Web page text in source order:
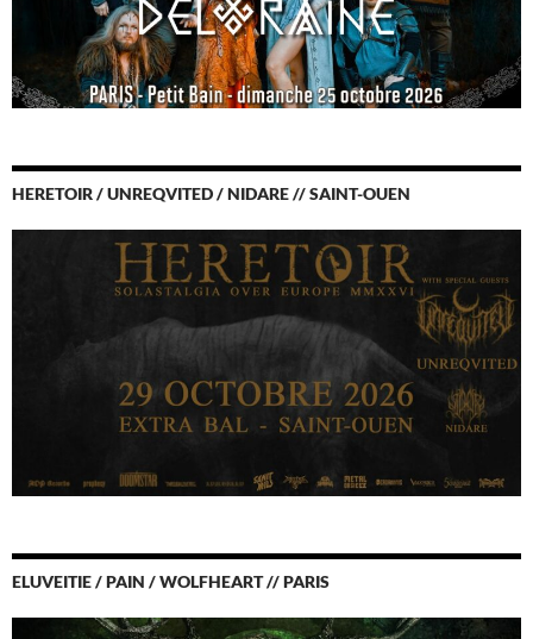
HERETOIR / UNREQVITED / NIDARE // SAINT-OUEN
ELUVEITIE / PAIN / WOLFHEART // PARIS